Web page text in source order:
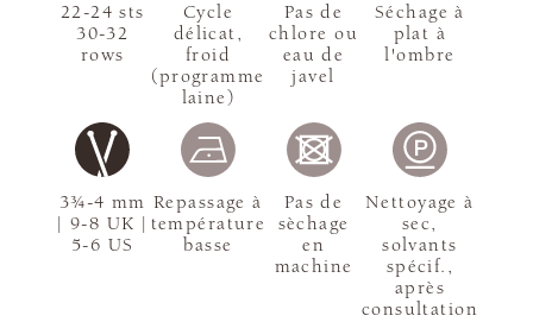
3¾-4 mm
| 9-8 UK |
5-6 US
22-24 sts
30-32
rows
Cycle
délicat,
froid
(programme
laine)
Pas de
chlore ou
eau de
javel
Séchage à
plat à
l'ombre
Repassage à
température
basse
Pas de
sèchage
en
machine
Nettoyage à
sec,
solvants
spécif.,
après
consultation